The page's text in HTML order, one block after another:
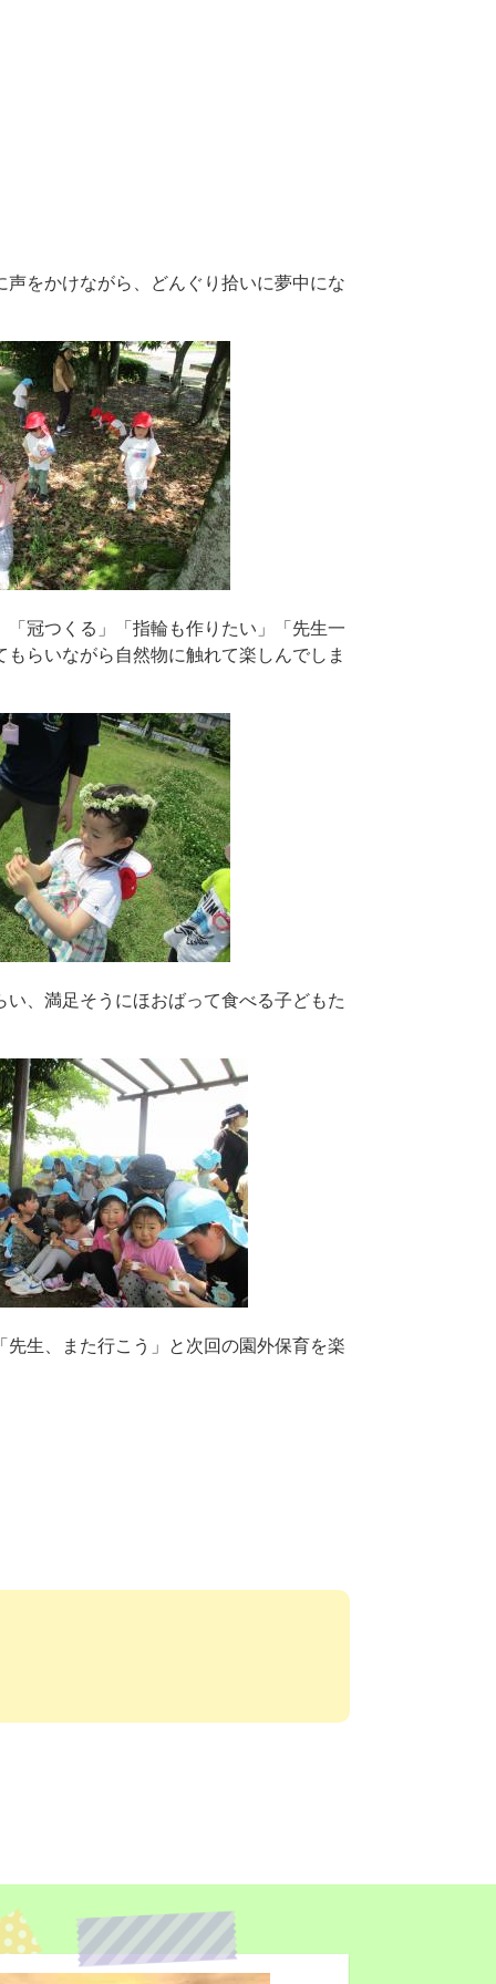
をかけながら、どんぐり拾いに夢中にな
冠つくる」「指輪も作りたい」「先生一
らいながら自然物に触れて楽しんでしま
、満足そうにほおばって食べる子どもた
生、また行こう」と次回の園外保育を楽